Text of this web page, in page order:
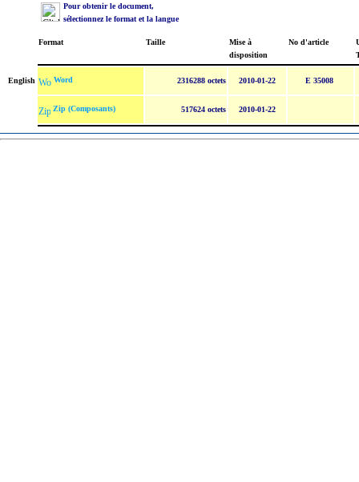
Pour obtenir le document,
sélectionnez le format et la langue
Format Taille
Mise à
disposition
No d'article
English Word 2316288 octets 2010-01-22 E 35008
Zip (Composants) 517624 octets 2010-01-22